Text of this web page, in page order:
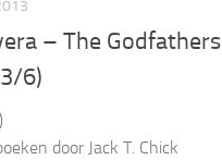
– The Godfathers
6)
door Jack T. Chick